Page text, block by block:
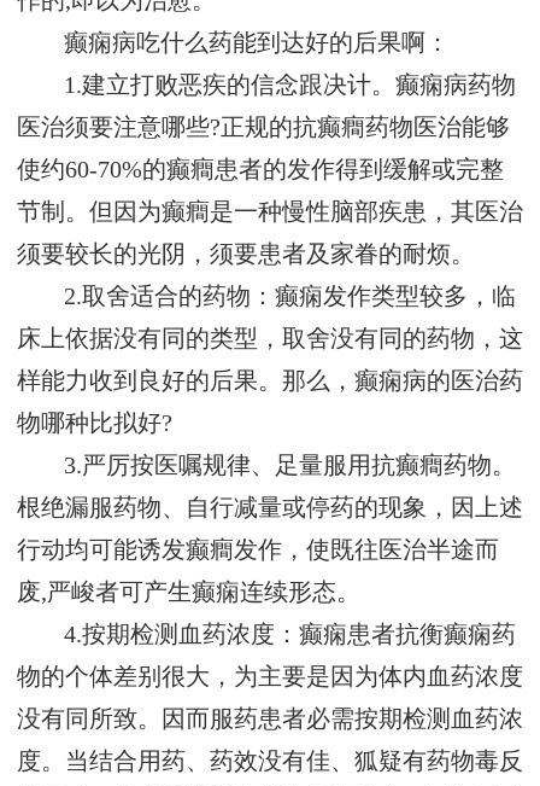
癫痫病吃什么药能到达好的后果啊：
1.建立打败恶疾的信念跟决计。癫痫病药物
医治须要注意哪些?正规的抗癫癎药物医治能够
使约60-70%的癫癎患者的发作得到缓解或完整
节制。但因为癫癎是一种慢性脑部疾患，其医治
须要较长的光阴，须要患者及家眷的耐烦。
2.取舍适合的药物：癫痫发作类型较多，临
床上依据没有同的类型，取舍没有同的药物，这
样能力收到良好的后果。那么，癫痫病的医治药
物哪种比拟好?
3.严厉按医嘱规律、足量服用抗癫癎药物。
根绝漏服药物、自行减量或停药的现象，因上述
行动均可能诱发癫癎发作，使既往医治半途而
废,严峻者可产生癫痫连续形态。
4.按期检测血药浓度：癫痫患者抗衡癫痫药
物的个体差别很大，为主要是因为体内血药浓度
没有同所致。因而服药患者必需按期检测血药浓
度。当结合用药、药效没有佳、狐疑有药物毒反